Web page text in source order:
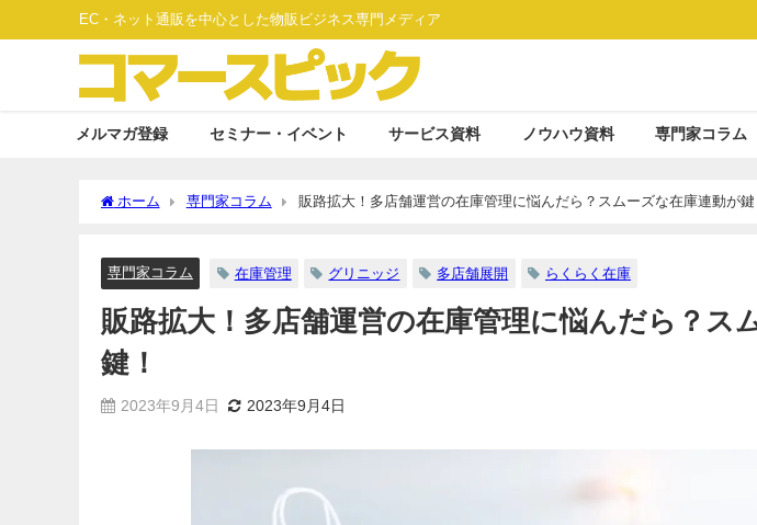
EC・ネット通販を中心とした物販ビジネス専門メディア
メルマガ登録 セミナー・イベント サービス資料 ノウハウ資料 専門家コラム
ホーム 専門家コラム 販路拡大！多店舗運営の在庫管理に悩んだら？スムーズな在庫連動が鍵
専門家コラム 在庫管理 グリニッジ 多店舗展開 らくらく在庫
販路拡大！多店舗運営の在庫管理に悩んだら？ス
鍵！
2023年9月4日 2023年9月4日